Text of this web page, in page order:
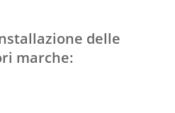
delle
marche: